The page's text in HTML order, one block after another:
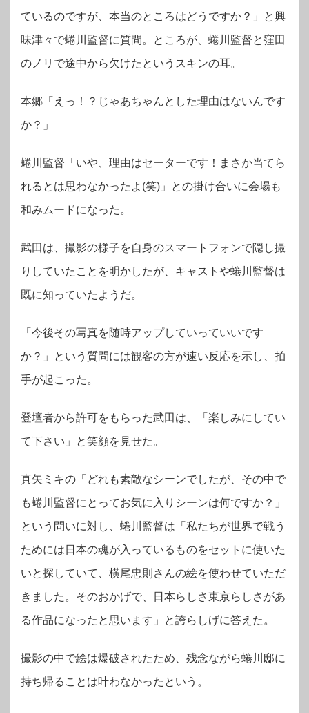
ているのですが、本当のところはどうですか？」と興
味津々で蜷川監督に質問。ところが、蜷川監督と窪田
のノリで途中から欠けたというスキンの耳。
本郷「えっ！？じゃあちゃんとした理由はないんです
か？」
蜷川監督「いや、理由はセーターです！まさか当てら
れるとは思わなかったよ(笑)」との掛け合いに会場も
和みムードになった。
武田は、撮影の様子を自身のスマートフォンで隠し撮
りしていたことを明かしたが、キャストや蜷川監督は
既に知っていたようだ。
「今後その写真を随時アップしていっていいです
か？」という質問には観客の方が速い反応を示し、拍
手が起こった。
登壇者から許可をもらった武田は、「楽しみにしてい
て下さい」と笑顔を見せた。
真矢ミキの「どれも素敵なシーンでしたが、その中で
も蜷川監督にとってお気に入りシーンは何ですか？」
という問いに対し、蜷川監督は「私たちが世界で戦う
ためには日本の魂が入っているものをセットに使いた
いと探していて、横尾忠則さんの絵を使わせていただ
きました。そのおかげで、日本らしさ東京らしさがあ
る作品になったと思います」と誇らしげに答えた。
撮影の中で絵は爆破されたため、残念ながら蜷川邸に
持ち帰ることは叶わなかったという。